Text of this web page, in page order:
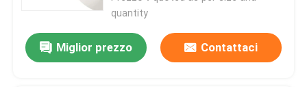
quantity
Miglior prezzo Contattaci